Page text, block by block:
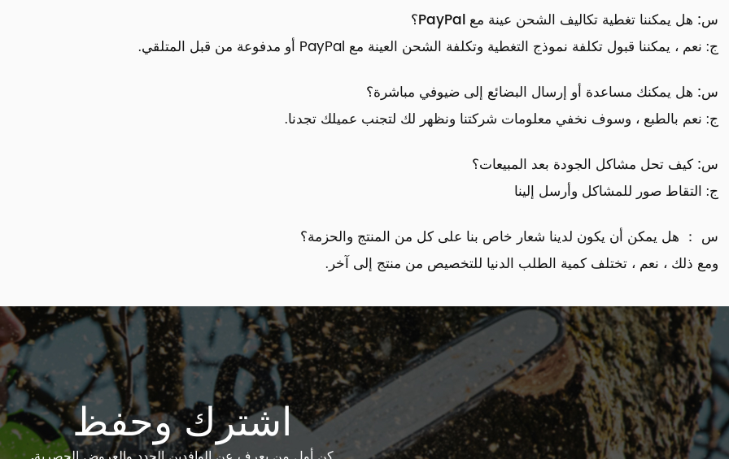
س: هل يمكننا تغطية تكاليف الشحن عينة مع PayPal؟
ج: نعم ، يمكننا قبول تكلفة نموذج التغطية وتكلفة الشحن العينة مع PayPal أو مدفوعة من قبل المتلقي.
س: هل يمكنك مساعدة أو إرسال البضائع إلى ضيوفي مباشرة؟
ج: نعم بالطبع ، وسوف نخفي معلومات شركتنا ونظهر لك لتجنب عميلك تجدنا.
س: كيف تحل مشاكل الجودة بعد المبيعات؟
ج: التقاط صور للمشاكل وأرسل إلينا
س ： هل يمكن أن يكون لدينا شعار خاص بنا على كل من المنتج والحزمة؟
ومع ذلك ، نعم ، تختلف كمية الطلب الدنيا للتخصيص من منتج إلى آخر.
اشترك وحفظ